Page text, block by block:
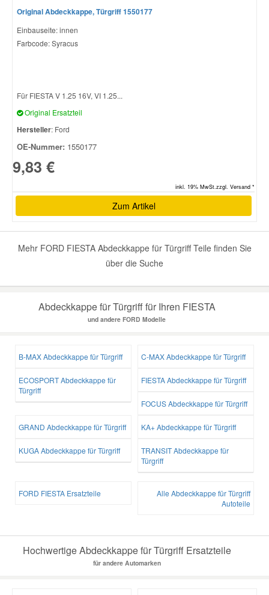
Original Abdeckkappe, Türgriff 1550177
Einbauseite: innen
Farbcode: Syracus
Für FIESTA V 1.25 16V, VI 1.25...
Original Ersatzteil
Hersteller: Ford
OE-Nummer: 1550177
9,83 €
inkl. 19% MwSt.zzgl. Versand *
Zum Artikel
Mehr FORD FIESTA Abdeckkappe für Türgriff Teile finden Sie
über die Suche
Abdeckkappe für Türgriff für Ihren FIESTA
und andere FORD Modelle
B-MAX Abdeckkappe für Türgriff C-MAX Abdeckkappe für Türgriff
ECOSPORT Abdeckkappe für
Türgriff
FIESTA Abdeckkappe für Türgriff
FOCUS Abdeckkappe für Türgriff
GRAND Abdeckkappe für Türgriff KA+ Abdeckkappe für Türgriff
KUGA Abdeckkappe für Türgriff
TRANSIT Abdeckkappe für
Türgriff
FORD FIESTA Ersatzteile
Alle Abdeckkappe für Türgriff
Autoteile
Hochwertige Abdeckkappe für Türgriff Ersatzteile
für andere Automarken